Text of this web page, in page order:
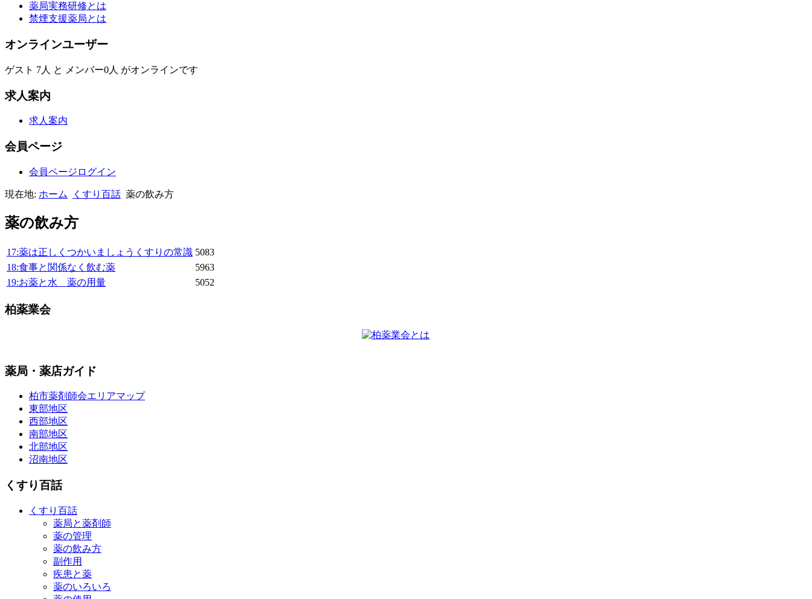
薬局実務研修とは
禁煙支援薬局とは
オンラインユーザー
ゲスト 7人 と メンバー0人 がオンラインです
求人案内
求人案内
会員ページ
会員ページログイン
現在地: ホーム くすり百話 薬の飲み方
薬の飲み方
17:薬は正しくつかいましょうくすりの常識 5083
18:食事と関係なく飲む薬
5963
19:お薬と水 薬の用量
5052
柏薬業会
薬局・薬店ガイド
柏市薬剤師会エリアマップ
東部地区
西部地区
南部地区
北部地区
沼南地区
くすり百話
くすり百話
薬局と薬剤師
薬の管理
薬の飲み方
副作用
疾患と薬
薬のいろいろ